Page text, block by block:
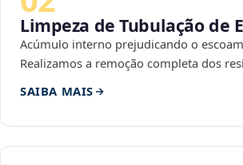
Limpeza de Tubulação de
Acúmulo interno prejudicando o
Realizamos a remoção completa dos
SAIBA MAIS